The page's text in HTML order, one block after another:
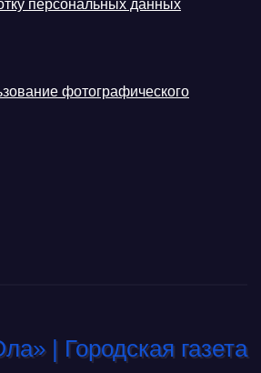
персональных данных
фотографического